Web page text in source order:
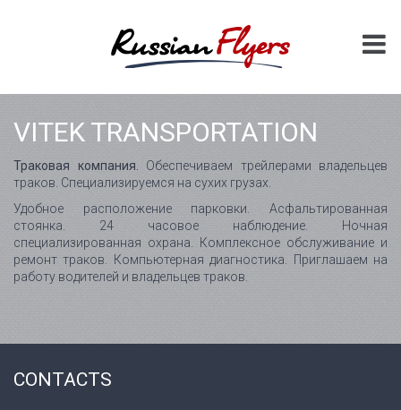
VITEK TRANSPORTATION
Траковая компания.
Обеспечиваем трейлерами владельцев
траков. Специализируемся на сухих грузах.
Удобное расположение парковки. Асфальтированная
стоянка. 24 часовое наблюдение. Ночная
специализированная охрана. Комплексное обслуживание и
ремонт траков. Компьютерная диагностика. Приглашаем на
работу водителей и владельцев траков.
CONTACTS